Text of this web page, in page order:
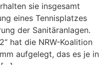
sie insgesamt
eines Tennisplatzes
der Sanitäranlagen.
hat die NRW-Koalition
aufgelegt, das es je in